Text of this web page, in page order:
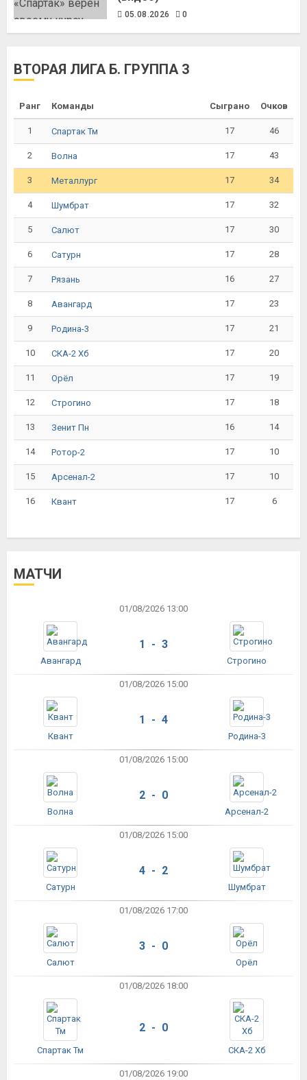
05.08.2026 0
ВТОРАЯ ЛИГА Б. ГРУППА 3
Ранг Команды Сыграно Очков
1 Спартак Тм 17 46
2 Волна 17 43
3 Металлург 17 34
4 Шумбрат 17 32
5 Салют 17 30
6 Сатурн 17 28
7 Рязань 16 27
8 Авангард 17 23
9 Родина-3 17 21
10 СКА-2 Хб 17 20
11 Орёл 17 19
12 Строгино 17 18
13 Зенит Пн 16 14
14 Ротор-2 17 10
15 Арсенал-2 17 10
16 Квант 17 6
МАТЧИ
01/08/2026 13:00
Авангард
1 - 3
Строгино
01/08/2026 15:00
Квант
1 - 4
Родина-3
01/08/2026 15:00
Волна
2 - 0
Арсенал-2
01/08/2026 15:00
Сатурн
4 - 2
Шумбрат
01/08/2026 17:00
Салют
3 - 0
Орёл
01/08/2026 18:00
Спартак Тм
2 - 0
СКА-2 Хб
01/08/2026 19:00